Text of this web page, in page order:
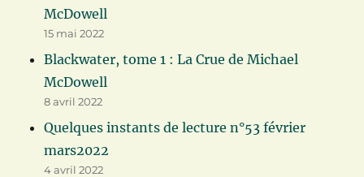
McDowell
15 mai 2022
Blackwater, tome 1 : La Crue de Michael
McDowell
8 avril 2022
Quelques instants de lecture n°53 février
mars2022
4 avril 2022